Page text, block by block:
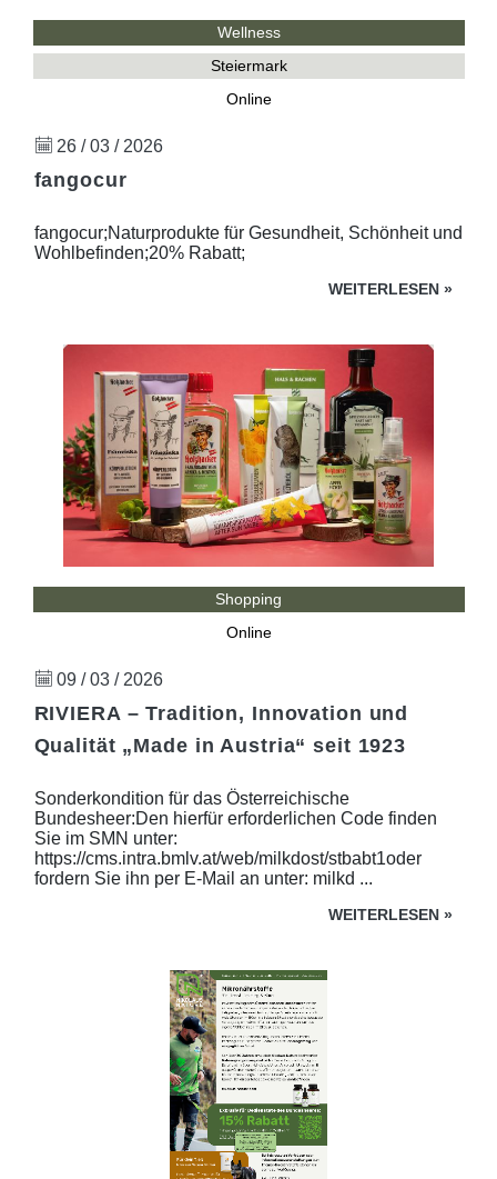
Wellness
Steiermark
Online
26 / 03 / 2026
fangocur
fangocur;Naturprodukte für Gesundheit, Schönheit und
Wohlbefinden;20% Rabatt;
WEITERLESEN »
Shopping
Online
09 / 03 / 2026
RIVIERA – Tradition, Innovation und
Qualität „Made in Austria“ seit 1923
Sonderkondition für das Österreichische
Bundesheer:Den hierfür erforderlichen Code finden
Sie im SMN unter:
https://cms.intra.bmlv.at/web/milkdost/stbabt1oder
fordern Sie ihn per E-Mail an unter: milkd ...
WEITERLESEN »